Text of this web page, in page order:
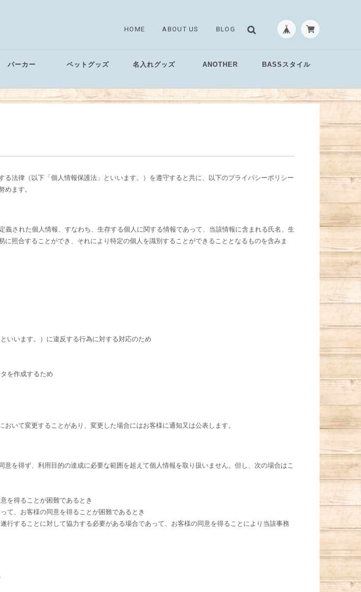
HOME ABOUT US BLOG
パーカー ペットグッズ 名入れグッズ ANOTHER BASSスタイル
法律（以下「個人情報保護法」といいます。）を遵守すると共に、以下のプライバシーポリシー
めます。
された個人情報、すなわち、生存する個人に関する情報であって、当該情報に含まれる氏名、生
照合することができ、それにより特定の個人を識別することができることとなるものを含みま
いいます。）に違反する行為に対する対応のため
を作成するため
いて変更することがあり、変更した場合にはお客様に通知又は公表します。
を得ず、利用目的の達成に必要な範囲を超えて個人情報を取り扱いません。但し、次の場合はこ
を得ることが困難であるとき
て、お客様の同意を得ることが困難であるとき
行することに対して協力する必要がある場合であって、お客様の同意を得ることにより当該事務